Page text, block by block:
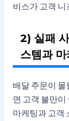
비스가 고객 니
2) 실패
스템과
배달 주문이
면 고객 불만
마케팅과 고객